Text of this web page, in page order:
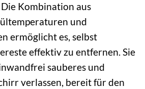
Kombination aus
und
ermöglicht es, selbst
effektiv zu entfernen. Sie
sauberes und
verlassen, bereit für den